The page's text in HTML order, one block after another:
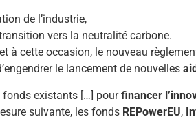
de l’industrie,
vers la neutralité carbone.
à cette occasion, le nouveau
le lancement de nouvelles
fonds existants […] pourfinancer
suivante, les fonds REPowerEU,